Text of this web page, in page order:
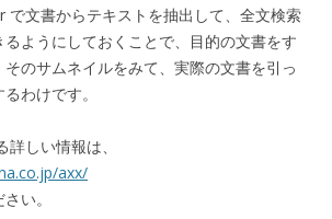
で文書からテキストを抽出して、全文検索
ようにしておくことで、目的の文書をす
のサムネイルをみて、実際の文書を引っ
わけです。
しい情報は、
axx/
い。